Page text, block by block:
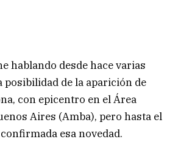
hablando desde hace varias
posibilidad de la aparición de
con epicentro en el Área
Aires (Amba), pero hasta el
esa novedad.